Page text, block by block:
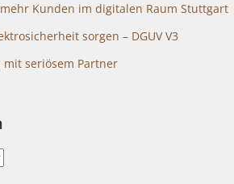
Kunden im digitalen Raum Stuttgart
sorgen – DGUV V3
mit seriösem Partner